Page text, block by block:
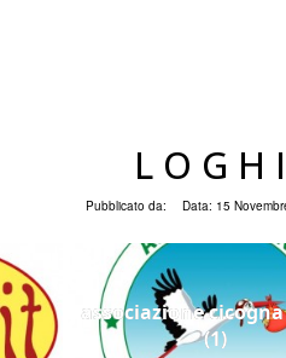
LOGHI
Pubblicato da: Data: 15
associazione
(1)